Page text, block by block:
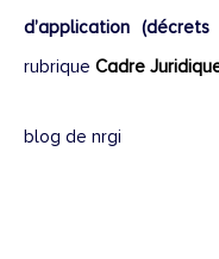
d’application
rubrique Cadre
blog de nrgi